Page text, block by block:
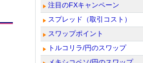
注目のFXキャンペーン
スプレッド（取引コスト）
スワップポイント
トルコリラ/円のスワップ